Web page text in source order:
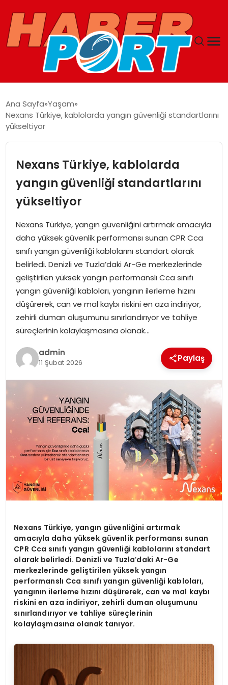
GUNCEL
SPOR
MAGAZIN
SPOR
EĞITIM
OTOMOBIL
TEKNOLOJI
EKONOMI
Ana Sayfa Yaşam
Nexans Türkiye, kablolarda yangın güvenliği standartlarını
yükseltiyor
Nexans Türkiye, kablolarda
yangın güvenliği standartlarını
yükseltiyor
Nexans Türkiye, yangın güvenliğini artırmak amacıyla
daha yüksek güvenlik performansı sunan CPR Cca
sınıfı yangın güvenliği kablolarını standart olarak
belirledi. Denizli ve Tuzla’daki Ar-Ge merkezlerinde
geliştirilen yüksek yangın performanslı Cca sınıfı
yangın güvenliği kabloları, yangının ilerleme hızını
düşürerek, can ve mal kaybı riskini en aza indiriyor,
zehirli duman oluşumunu sınırlandırıyor ve tahliye
süreçlerinin kolaylaşmasına olanak…
admin
11 Şubat 2026 Paylaş
Nexans Türkiye, yangın güvenliğini artırmak
amacıyla daha yüksek güvenlik performansı sunan
CPR Cca sınıfı yangın güvenliği kablolarını standart
olarak belirledi. Denizli ve Tuzla’daki Ar-Ge
merkezlerinde geliştirilen yüksek yangın
performanslı Cca sınıfı yangın güvenliği kabloları,
yangının ilerleme hızını düşürerek, can ve mal kaybı
riskini en aza indiriyor, zehirli duman oluşumunu
sınırlandırıyor ve tahliye süreçlerinin
kolaylaşmasına olanak tanıyor.